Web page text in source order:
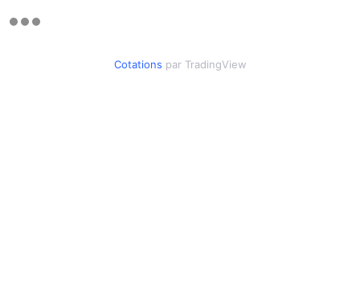
Cotations par TradingView